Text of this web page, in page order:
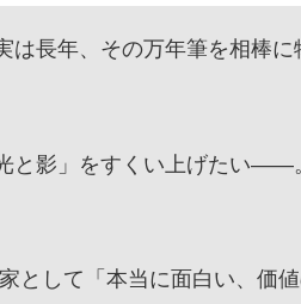
長年、その万年筆を相棒に
と影」をすくい上げたい——
として「本当に面白い、価